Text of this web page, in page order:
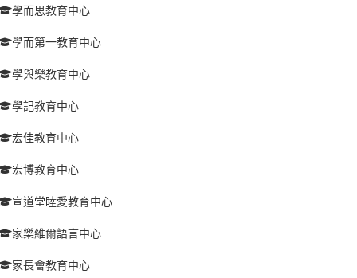
學而思教育中心
學而第一教育中心
學與樂教育中心
學記教育中心
宏佳教育中心
宏博教育中心
宣道堂睦愛教育中心
家樂維爾語言中心
家長會教育中心